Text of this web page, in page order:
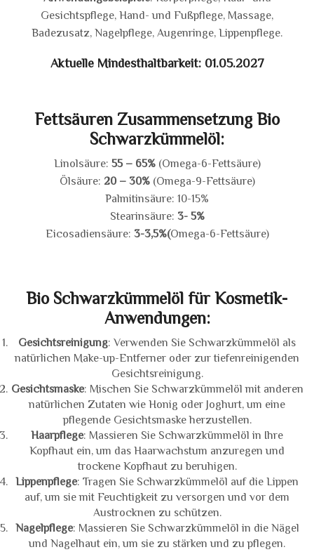
Gesichtspflege, Hand- und Fußpflege, Massage,
Badezusatz, Nagelpflege, Augenringe, Lippenpflege.
Aktuelle Mindesthaltbarkeit: 01.05.2027
Fettsäuren Zusammensetzung Bio
Schwarzkümmelöl:
Linolsäure: 55 – 65%(Omega-6-Fettsäure)
Ölsäure: 20 – 30%(Omega-9-Fettsäure)
Palmitinsäure: 10-15%
Stearinsäure: 3- 5%
Eicosadiensäure: 3-3,5%(Omega-6-Fettsäure)
Bio Schwarzkümmelöl für Kosmetik-
Anwendungen:
Gesichtsreinigung: Verwenden Sie Schwarzkümmelöl als
natürlichen Make-up-Entferner oder zur tiefenreinigenden
Gesichtsreinigung.
Gesichtsmaske: Mischen Sie Schwarzkümmelöl mit anderen
natürlichen Zutaten wie Honig oder Joghurt, um eine
pflegende Gesichtsmaske herzustellen.
Haarpflege: Massieren Sie Schwarzkümmelöl in Ihre
Kopfhaut ein, um das Haarwachstum anzuregen und
trockene Kopfhaut zu beruhigen.
Lippenpflege: Tragen Sie Schwarzkümmelöl auf die Lippen
auf, um sie mit Feuchtigkeit zu versorgen und vor dem
Austrocknen zu schützen.
Nagelpflege: Massieren Sie Schwarzkümmelöl in die Nägel
und Nagelhaut ein, um sie zu stärken und zu pflegen.